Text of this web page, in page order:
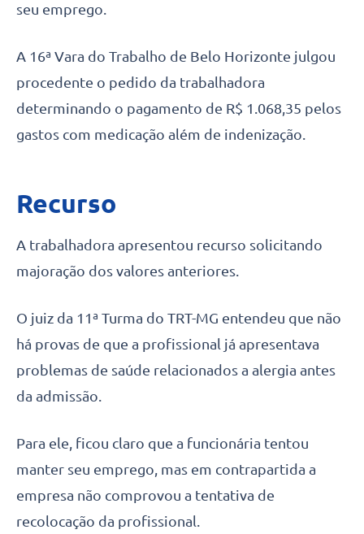
seu emprego.
A 16ª Vara do Trabalho de Belo Horizonte julgou
procedente o pedido da trabalhadora
determinando o pagamento de R$ 1.068,35 pelos
gastos com medicação além de indenização.
Recurso
A trabalhadora apresentou recurso solicitando
majoração dos valores anteriores.
O juiz da 11ª Turma do TRT-MG entendeu que não
há provas de que a profissional já apresentava
problemas de saúde relacionados a alergia antes
da admissão.
Para ele, ficou claro que a funcionária tentou
manter seu emprego, mas em contrapartida a
empresa não comprovou a tentativa de
recolocação da profissional.